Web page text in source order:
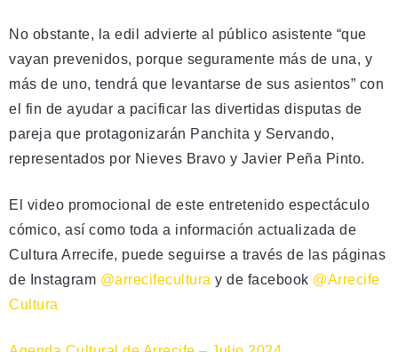
No obstante, la edil advierte al público asistente “que
vayan prevenidos, porque seguramente más de una, y
más de uno, tendrá que levantarse de sus asientos” con
el fin de ayudar a pacificar las divertidas disputas de
pareja que protagonizarán Panchita y Servando,
representados por Nieves Bravo y Javier Peña Pinto.
El video promocional de este entretenido espectáculo
cómico, así como toda a información actualizada de
Cultura Arrecife, puede seguirse a través de las páginas
de Instagram @arrecifecultura y de facebook @Arrecife
Cultura